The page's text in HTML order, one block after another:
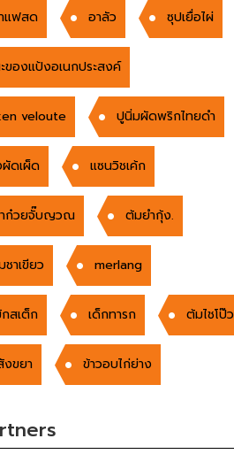
แฟสด อาลัว ซุปเยื่อไผ่
องแป้งอเนกประสงค์
veloute ปูนิ่มผัดพริกไทยดำ
ผัดเผ็ด แซนวิชเค้ก
ก๋วยจั๊บญวณ ต้มยำกุ้ง.
าเขียว merlang
สเต็ก เด็กทารก ต้มไชโป๊ว
งขยา ข้าวอบไก่ย่าง